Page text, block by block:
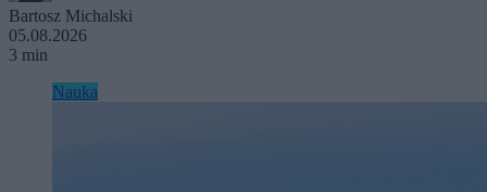
Bartosz Michalski
05.08.2026
3 min
Nauka